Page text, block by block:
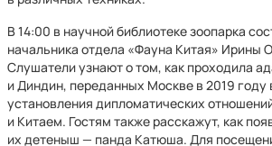
В 14:00 в научной библиотеке зоопарка
начальника отдела «Фауна Китая» Ирины
Слушатели узнают о том, как проходила
и Диндин, переданных Москве в 2019 году
установления дипломатических
и Китаем. Гостям также расскажут, как
их детеныш — панда Катюша. Для